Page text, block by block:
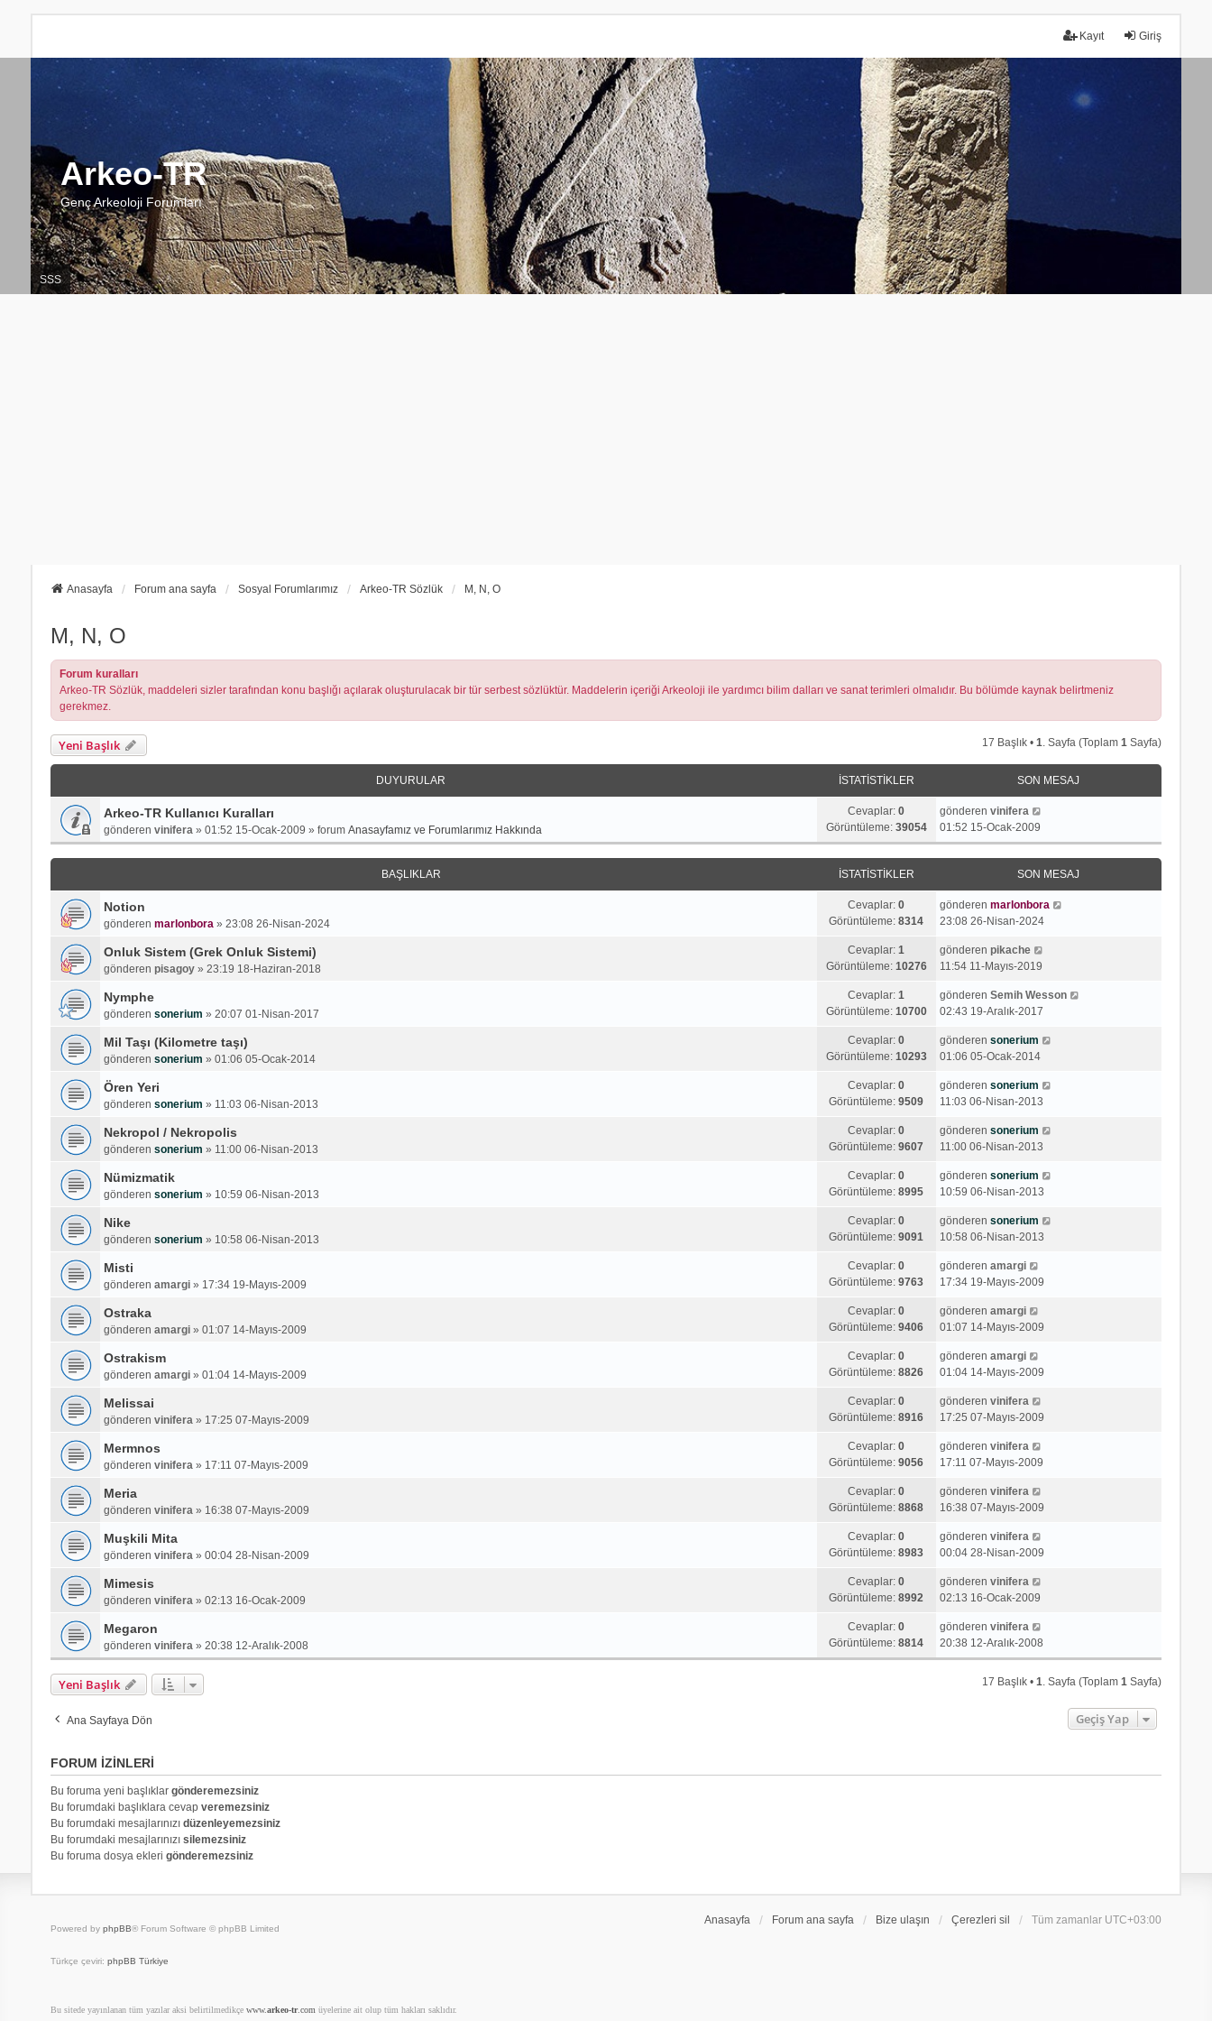
Giriş
Kayıt
Arkeo-TR
Genç Arkeoloji Forumları
SSS
Anasayfa Forum ana sayfa Sosyal Forumlarımız Arkeo-TR Sözlük M, N, O
M, N, O
Forum kuralları
Arkeo-TR Sözlük, maddeleri sizler tarafından konu başlığı açılarak oluşturulacak bir tür serbest sözlüktür. Maddelerin içeriği Arkeoloji ile yardımcı bilim dalları ve sanat terimleri olmalıdır. Bu bölümde kaynak belirtmeniz
gerekmez.
Yeni Başlık 17 Başlık •1. Sayfa (Toplam1 Sayfa)
DUYURULAR İSTATISTIKLER SON MESAJ
Arkeo-TR Kullanıcı Kuralları
gönderen vinifera» 01:52 15-Ocak-2009 » forum Anasayfamız ve Forumlarımız Hakkında
Cevaplar:0
Görüntüleme: 39054
gönderen vinifera
01:52 15-Ocak-2009
BAŞLIKLAR İSTATISTIKLER SON MESAJ
Notion
gönderen marlonbora» 23:08 26-Nisan-2024
Cevaplar:0
Görüntüleme:8314
gönderen marlonbora
23:08 26-Nisan-2024
Onluk Sistem (Grek Onluk Sistemi)
gönderen pisagoy» 23:19 18-Haziran-2018
Cevaplar:1
Görüntüleme: 10276
gönderen pikache
11:54 11-Mayıs-2019
Nymphe
gönderen sonerium » 20:07 01-Nisan-2017
Cevaplar:1
Görüntüleme: 10700
gönderen Semih Wesson
02:43 19-Aralık-2017
Mil Taşı (Kilometre taşı)
gönderen sonerium » 01:06 05-Ocak-2014
Cevaplar:0
Görüntüleme: 10293
gönderen sonerium
01:06 05-Ocak-2014
Ören Yeri
gönderen sonerium » 11:03 06-Nisan-2013
Cevaplar:0
Görüntüleme:9509
gönderen sonerium
11:03 06-Nisan-2013
Nekropol / Nekropolis
gönderen sonerium » 11:00 06-Nisan-2013
Cevaplar:0
Görüntüleme:9607
gönderen sonerium
11:00 06-Nisan-2013
Nümizmatik
gönderen sonerium » 10:59 06-Nisan-2013
Cevaplar:0
Görüntüleme:8995
gönderen sonerium
10:59 06-Nisan-2013
Nike
gönderen sonerium » 10:58 06-Nisan-2013
Cevaplar:0
Görüntüleme:9091
gönderen sonerium
10:58 06-Nisan-2013
Misti
gönderen amargi» 17:34 19-Mayıs-2009
Cevaplar:0
Görüntüleme:9763
gönderen amargi
17:34 19-Mayıs-2009
Ostraka
gönderen amargi» 01:07 14-Mayıs-2009
Cevaplar:0
Görüntüleme:9406
gönderen amargi
01:07 14-Mayıs-2009
Ostrakism
gönderen amargi» 01:04 14-Mayıs-2009
Cevaplar:0
Görüntüleme:8826
gönderen amargi
01:04 14-Mayıs-2009
Melissai
gönderen vinifera» 17:25 07-Mayıs-2009
Cevaplar:0
Görüntüleme:8916
gönderen vinifera
17:25 07-Mayıs-2009
Mermnos
gönderen vinifera» 17:11 07-Mayıs-2009
Cevaplar:0
Görüntüleme:9056
gönderen vinifera
17:11 07-Mayıs-2009
Meria
gönderen vinifera» 16:38 07-Mayıs-2009
Cevaplar:0
Görüntüleme:8868
gönderen vinifera
16:38 07-Mayıs-2009
Muşkili Mita
gönderen vinifera» 00:04 28-Nisan-2009
Cevaplar:0
Görüntüleme:8983
gönderen vinifera
00:04 28-Nisan-2009
Mimesis
gönderen vinifera» 02:13 16-Ocak-2009
Cevaplar:0
Görüntüleme:8992
gönderen vinifera
02:13 16-Ocak-2009
Megaron
gönderen vinifera» 20:38 12-Aralık-2008
Cevaplar:0
Görüntüleme:8814
gönderen vinifera
20:38 12-Aralık-2008
Yeni Başlık 17 Başlık •1. Sayfa (Toplam1 Sayfa)
Ana Sayfaya Dön Geçiş Yap
FORUM IZINLERI
Bu foruma yeni başlıklar gönderemezsiniz
Bu forumdaki başlıklara cevap veremezsiniz
Bu forumdaki mesajlarınızı düzenleyemezsiniz
Bu forumdaki mesajlarınızı silemezsiniz
Bu foruma dosya ekleri gönderemezsiniz
Anasayfa Forum ana sayfa Bize ulaşın Çerezleri sil Tüm zamanlar UTC+03:00
Powered by phpBB® Forum Software © phpBB Limited
Türkçe çeviri: phpBB Türkiye
Bu sitede yayınlanan tüm yazılar aksi belirtilmedikçe www.arkeo-tr.com üyelerine ait olup tüm hakları saklıdır.